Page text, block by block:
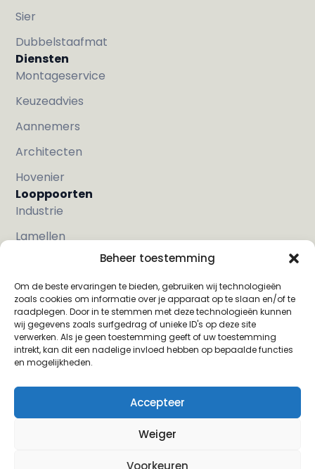
Beheer toestemming
Om de beste ervaringen te bieden, gebruiken wij technologieën
zoals cookies om informatie over je apparaat op te slaan en/of te
raadplegen. Door in te stemmen met deze technologieën kunnen
wij gegevens zoals surfgedrag of unieke ID's op deze site
verwerken. Als je geen toestemming geeft of uw toestemming
intrekt, kan dit een nadelige invloed hebben op bepaalde functies
en mogelijkheden.
Accepteer
Weiger
Voorkeuren
Sier
Dubbelstaafmat
Diensten
Montageservice
Keuzeadvies
Aannemers
Architecten
Hovenier
Looppoorten
Industrie
Lamellen
Strak
Klassiek
Sier